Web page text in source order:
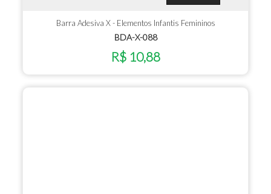
Barra Adesiva X - Elementos Infantis Femininos
BDA-X-088
R$ 10,88